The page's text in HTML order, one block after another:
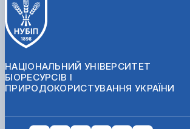
НАЦІОНАЛЬНИЙ УНІВЕРСИТЕТ
БІОРЕСУРСІВ І
ПРИРОДОКОРИСТУВАННЯ УКРАЇНИ